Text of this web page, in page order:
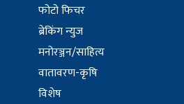
फोटो फिचर
ब्रेकिंग न्युज
मनोरञ्जन/साहित्य
वातावरण-कृषि
विशेष